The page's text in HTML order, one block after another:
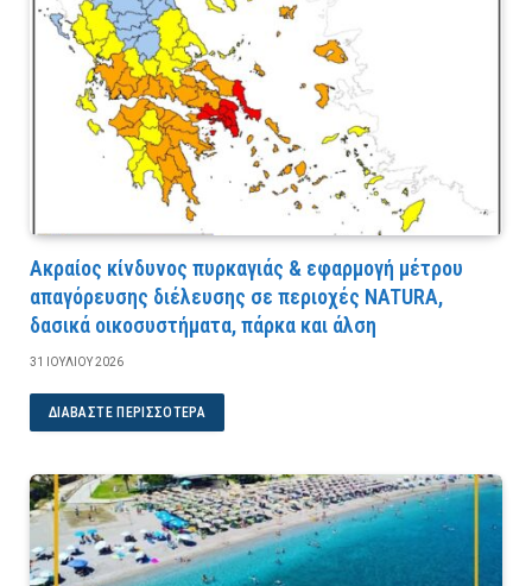
Ακραίος κίνδυνος πυρκαγιάς & εφαρμογή μέτρου
απαγόρευσης διέλευσης σε περιοχές NATURA,
δασικά οικοσυστήματα, πάρκα και άλση
31 ΙΟΥΛΊΟΥ 2026
ΔΙΑΒΆΣΤΕ ΠΕΡΙΣΣΌΤΕΡΑ